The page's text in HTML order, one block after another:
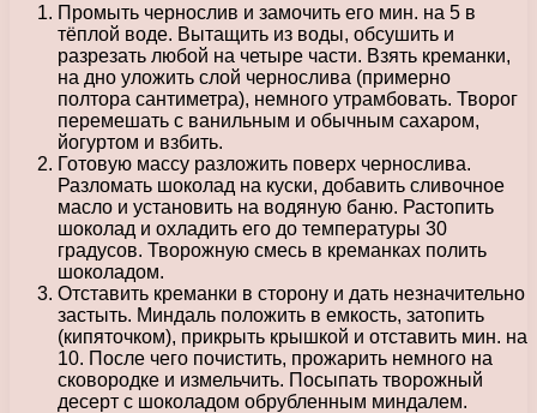
Промыть чернослив и замочить его мин. на 5 в
тёплой воде. Вытащить из воды, обсушить и
разрезать любой на четыре части. Взять креманки,
на дно уложить слой чернослива (примерно
полтора сантиметра), немного утрамбовать. Творог
перемешать с ванильным и обычным сахаром,
йогуртом и взбить.
Готовую массу разложить поверх чернослива.
Разломать шоколад на куски, добавить сливочное
масло и установить на водяную баню. Растопить
шоколад и охладить его до температуры 30
градусов. Творожную смесь в креманках полить
шоколадом.
Отставить креманки в сторону и дать незначительно
застыть. Миндаль положить в емкость, затопить
(кипяточком), прикрыть крышкой и отставить мин. на
10. После чего почистить, прожарить немного на
сковородке и измельчить. Посыпать творожный
десерт с шоколадом обрубленным миндалем.